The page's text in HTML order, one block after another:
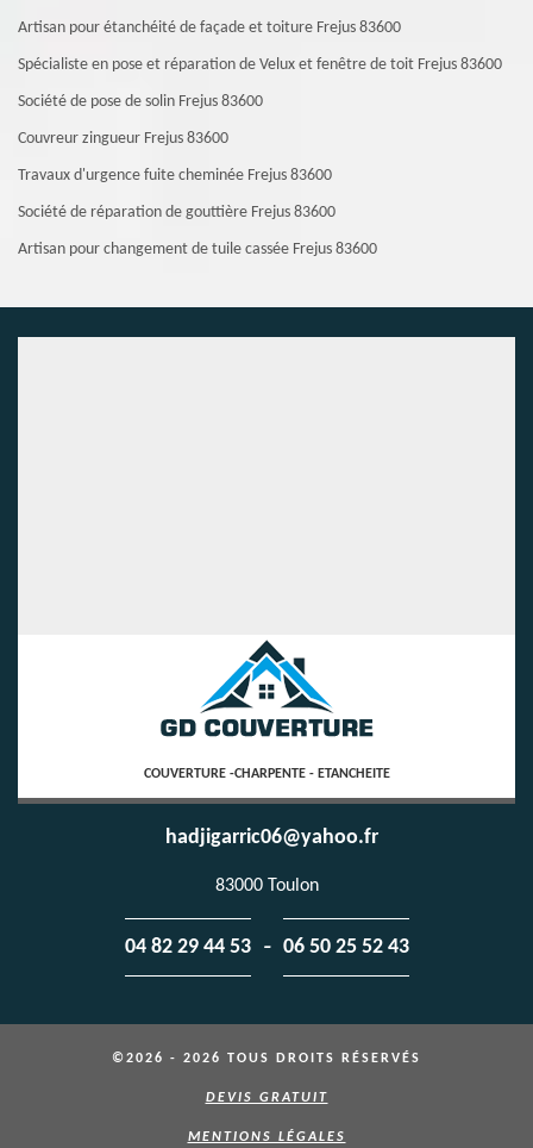
Artisan pour étanchéité de façade et toiture Frejus 83600
Spécialiste en pose et réparation de Velux et fenêtre de toit Frejus 83600
Société de pose de solin Frejus 83600
Couvreur zingueur Frejus 83600
Travaux d'urgence fuite cheminée Frejus 83600
Société de réparation de gouttière Frejus 83600
Artisan pour changement de tuile cassée Frejus 83600
COUVERTURE -CHARPENTE - ETANCHEITE
hadjigarric06@yahoo.fr
83000 Toulon
04 82 29 44 53 - 06 50 25 52 43
©2026 - 2026 TOUS DROITS RÉSERVÉS
DEVIS GRATUIT
MENTIONS LÉGALES